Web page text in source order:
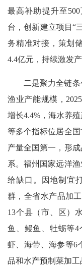
最高补助提升至
台，创新建立项目“
务精准对接，策划
4.4亿元，持续激发
二是聚力全链
渔业产能规模，
增长4.4%，海水养
等多个指标位居全
产量全国第一，形
系。福州国家远洋
给缺口。因地制宜
群，全省水产品加
13个县（市、区）
鱼、鳗鱼、牡蛎等4
虾、海带、海参等6
品和水产预制菜加工